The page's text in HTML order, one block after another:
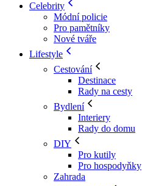
Celebrity
Módní policie
Pro pamětníky
Nové tváře
Lifestyle
Cestování
Destinace
Rady na cesty
Bydlení
Interiery
Rady do domu
DIY
Pro kutily
Pro hospodyňky
Zahrada